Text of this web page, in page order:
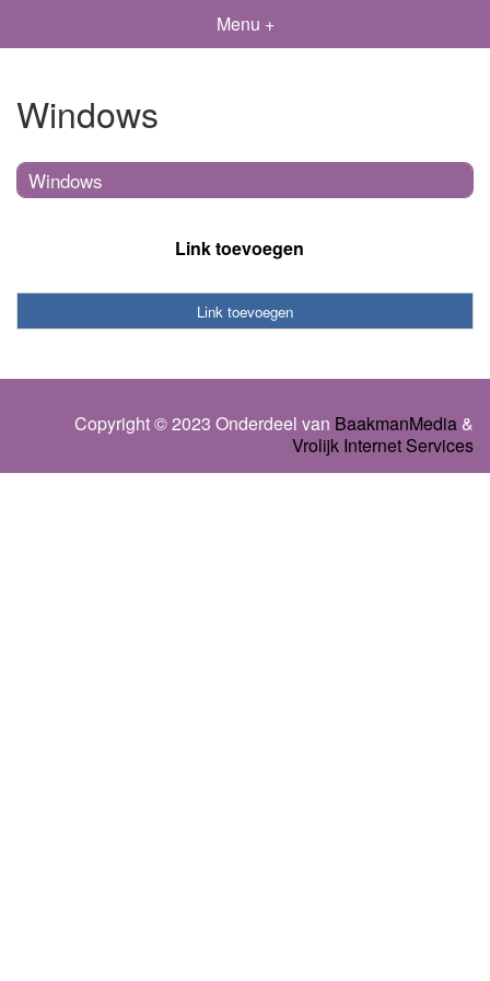
Menu +
Windows
Windows
Link toevoegen
Link toevoegen
Copyright © 2023 Onderdeel van BaakmanMedia &
Vrolijk Internet Services